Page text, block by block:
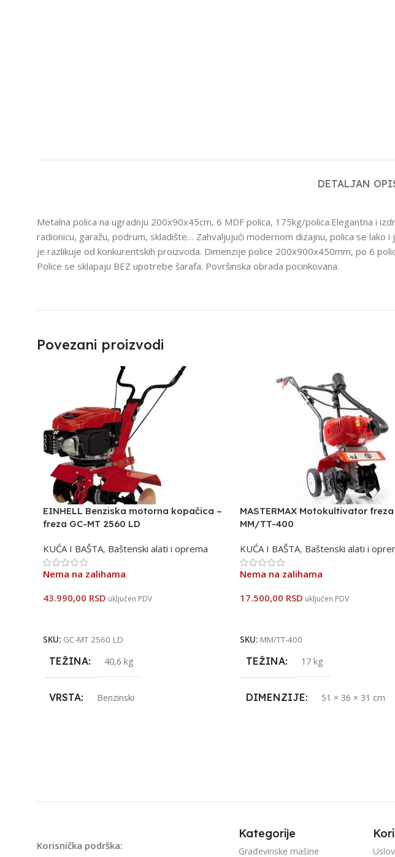
DETALJAN
Metalna polica na ugradnju 200x90x45cm, 6 MDF polica, 175kg/polica.Elegantna i
radionicu, garažu, podrum, skladište… Zahvaljujući modernom dizajnu, polica se
je razlikuje od konkurentskih proizvoda. Dimenzije police 200x900x450mm, po 6
Police se sklapaju BEZ upotrebe šarafa. Površinska obrada pocinkovana.
Povezani proizvodi
EINHELL Benziska motorna kopačica –
freza GC-MT 2560 LD
KUĆA I BAŠTA, Baštenski alati i oprema
Nema na zalihama
43.990,00 RSD uključen PDV
SKU: GC-MT 2560 LD
TEŽINA 40,6 kg
VRSTA Benzinski
MASTERMAX Motokultivator freza
MM/TT-400
KUĆA I BAŠTA, Baštenski alati i
Nema na zalihama
17.500,00 RSD uključen PDV
SKU: MM/TT-400
TEŽINA 17 kg
DIMENZIJE 51 × 36 × 31 cm
ZEMLJA POREKLA
Korisnička podrška:
Kategorije
Građevinske mašine